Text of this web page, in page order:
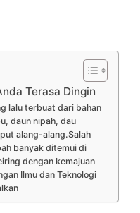
Terasa Dingin
lalu terbuat dari bahan
daun nipah, dau
alang-alang.Salah
banyak ditemui di
dengan kemajuan
Ilmu dan Teknologi